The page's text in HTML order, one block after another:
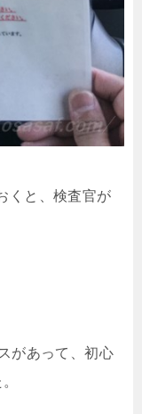
くと、検査官が
があって、初心